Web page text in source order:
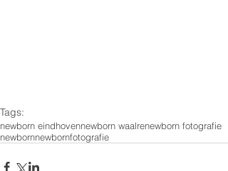
Tags:
newborn eindhovennewborn waalrenewborn fotografie
newbornnewbornfotografie